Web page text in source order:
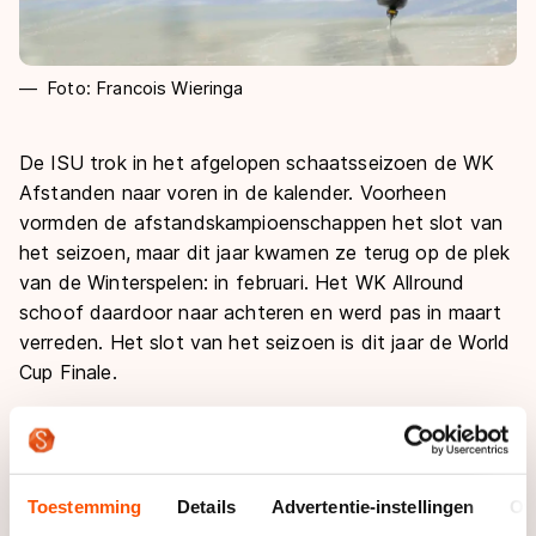
Toestemming Details Advertentie-instellingen
Foto: Francois Wieringa
De ISU trok in het afgelopen schaatsseizoen de WK
Afstanden naar voren in de kalender. Voorheen
vormden de afstandskampioenschappen het slot van
het seizoen, maar dit jaar kwamen ze terug op de plek
van de Winterspelen: in februari. Het WK Allround
schoof daardoor naar achteren en werd pas in maart
verreden. Het slot van het seizoen is dit jaar de World
Cup Finale.
Daarnaast werd ook aan de opzet van de World Cup
gesleuteld. De wedstrijden kregen meer gewicht
als kwalificatie te dienden voor respectievelijk het WK